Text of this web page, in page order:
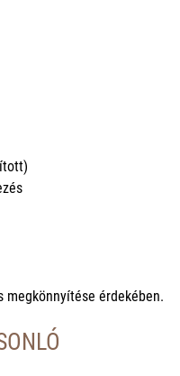
megkönnyítése érdekében.